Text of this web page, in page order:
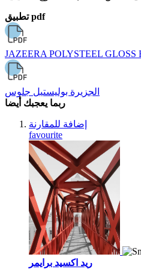
تطبيق pdf
JAZEERA POLYSTEEL GLOSS
الجزيرة بوليستيل جلوس
ربما يعجبك أيضا
إضافة للمقارنة
favourite
ريد اكسيد برايمر